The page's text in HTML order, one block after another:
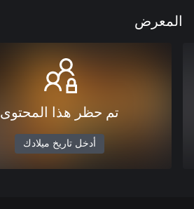
المعرض
تم حظر هذا المحتوى
أدخل تاريخ ميلادك